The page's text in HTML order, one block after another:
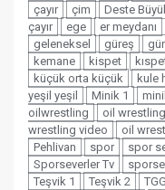
çayır
çim Deste
çayır
ege er meydanı
geleneksel
güreş
kemane
kispet
küçük orta küçük
kule
yeşil yeşil
Minik 1
oilwrestling
oil wrestling
wrestling video
oil
Pehlivan
spor spor
Sporseverler Tv
Teşvik 1
Teşvik 2